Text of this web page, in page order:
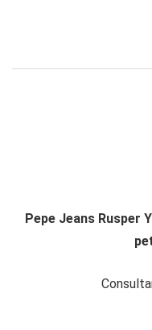
Pepe Jeans Rusper